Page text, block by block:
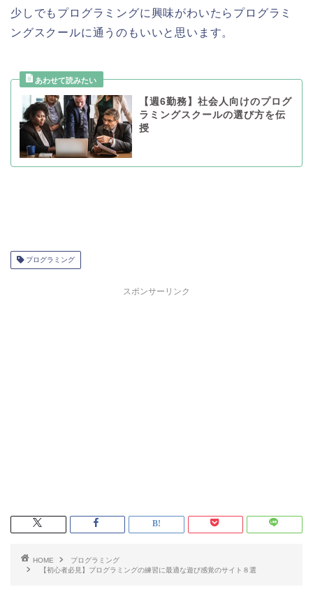
少しでもプログラミングに興味がわいたらプログラミ
ングスクールに通うのもいいと思います。
【週6勤務】社会人向けのプログ
ラミングスクールの選び方を伝
授
プログラミング
スポンサーリンク
HOME
プログラミング
【初心者必見】プログラミングの練習に最適な遊び感覚のサイト８選